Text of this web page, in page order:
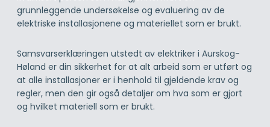
grunnleggende undersøkelse og evaluering av de
elektriske installasjonene og materiellet som er brukt.
Samsvarserklæringen utstedt av elektriker i Aurskog-
Høland er din sikkerhet for at alt arbeid som er utført og
at alle installasjoner er i henhold til gjeldende krav og
regler, men den gir også detaljer om hva som er gjort
og hvilket materiell som er brukt.